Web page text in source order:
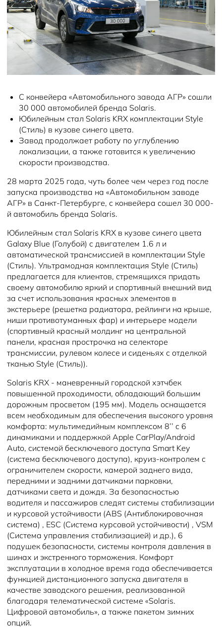
Новости
С конвейера «Автомобильного завода АГР» сошли
30 000 автомобилей бренда Solaris.
Юбилейным стал Solaris KRX комплектации Style
(Стиль) в кузове синего цвета.
Завод продолжает работу по углублению
локализации, а также готовится к увеличению
скорости производства.
28 марта 2025 года, чуть более чем через год после
запуска производства на «Автомобильном заводе
АГР» в Санкт-Петербурге, с конвейера сошел 30 000-
й автомобиль бренда Solaris.
Юбилейным стал Solaris KRX в кузове синего цвета
Galaxy Blue (Голубой) с двигателем 1.6 л и
автоматической трансмиссией в комплектации Style
(Стиль). Ультрамодная комплектация Style (Стиль)
предлагается для клиентов, стремящихся придать
своему автомобилю яркий и спортивный внешний вид
за счет использования красных элементов в
экстерьере (решетка радиатора, рейлинги на крыше,
ниши противотуманных фар) и интерьере модели
(спортивный красный молдинг на центральной
панели, красная прострочка на селекторе
трансмиссии, рулевом колесе и сиденьях с отделкой
тканью Style (Стиль)).
Solaris KRX - маневренный городской хэтчбек
повышенной проходимости, обладающий большим
дорожным просветом (195 мм). Модель оснащается
всем необходимым для обеспечения высокого уровня
комфорта: мультимедийным комплексом 8’’ с 6
динамиками и поддержкой Apple CarPlay/Android
Auto, системой бесключевого доступа Smart Key
(система бесключевого доступа), круиз-контролем с
ограничителем скорости, камерой заднего вида,
передними и задними датчиками парковки,
датчиками света и дождя. За безопасностью
водителя и пассажиров следят системы стабилизации
и курсовой устойчивости (ABS (Антиблокировочная
система) , ESC (Система курсовой устойчивости) , VSM
(Система управления стабилизацией) и др.), 6
подушек безопасности, системы контроля давления в
шинах и экстренного торможения. Комфорт
эксплуатации в холодное время года обеспечивается
функцией дистанционного запуска двигателя в
качестве заводского решения, реализованной
благодаря телематической системе «Solaris.
Цифровой автомобиль», а также пакетом зимних
опций.